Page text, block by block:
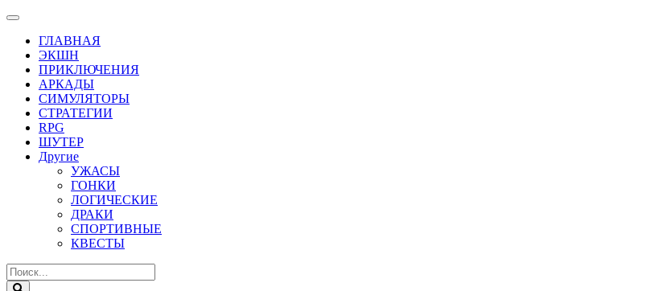
ГЛАВНАЯ
ЭКШН
ПРИКЛЮЧЕНИЯ
АРКАДЫ
СИМУЛЯТОРЫ
СТРАТЕГИИ
RPG
ШУТЕР
Другие
УЖАСЫ
ГОНКИ
ЛОГИЧЕСКИЕ
ДРАКИ
СПОРТИВНЫЕ
КВЕСТЫ